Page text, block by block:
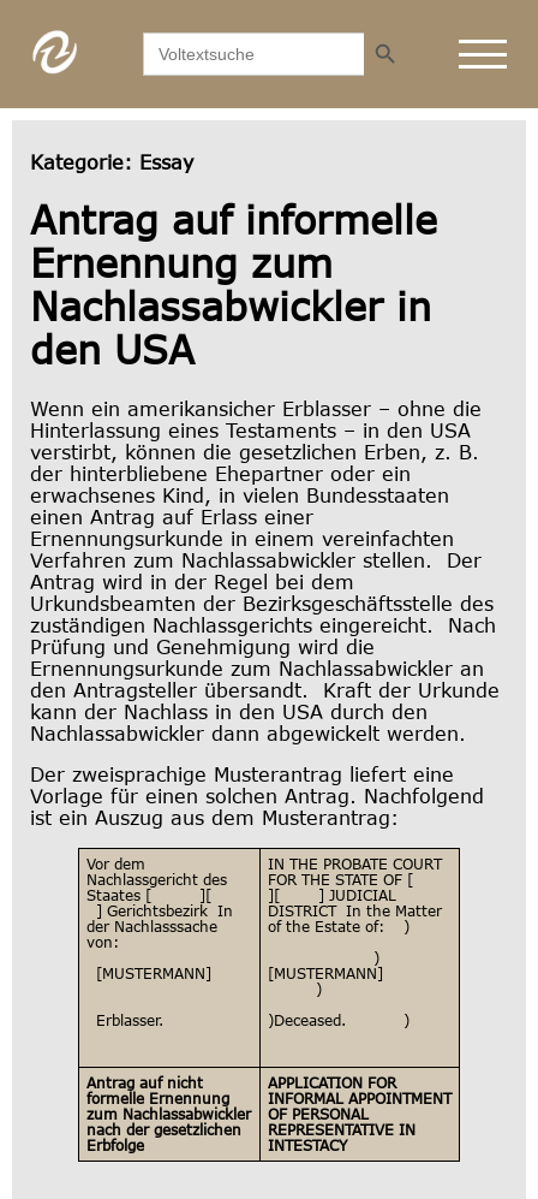
Search
for:
Search Button
Kategorie: Essay
Antrag auf informelle
Ernennung zum
Nachlassabwickler in
den USA
Wenn ein amerikansicher Erblasser – ohne die
Hinterlassung eines Testaments – in den USA
verstirbt, können die gesetzlichen Erben, z. B.
der hinterbliebene Ehepartner oder ein
erwachsenes Kind, in vielen Bundesstaaten
einen Antrag auf Erlass einer
Ernennungsurkunde in einem vereinfachten
Verfahren zum Nachlassabwickler stellen. Der
Antrag wird in der Regel bei dem
Urkundsbeamten der Bezirksgeschäftsstelle des
zuständigen Nachlassgerichts eingereicht. Nach
Prüfung und Genehmigung wird die
Ernennungsurkunde zum Nachlassabwickler an
den Antragsteller übersandt. Kraft der Urkunde
kann der Nachlass in den USA durch den
Nachlassabwickler dann abgewickelt werden.
Der zweisprachige Musterantrag liefert eine
Vorlage für einen solchen Antrag. Nachfolgend
ist ein Auszug aus dem Musterantrag:
Vor dem
Nachlassgericht des
Staates [ ][
] Gerichtsbezirk In
der Nachlasssache
von:
[MUSTERMANN]
Erblasser.
IN THE PROBATE COURT
FOR THE STATE OF [
][ ] JUDICIAL
DISTRICT In the Matter
of the Estate of: )
)
[MUSTERMANN]
)
)Deceased. )
Antrag auf nicht
formelle Ernennung
zum Nachlassabwickler
nach der gesetzlichen
Erbfolge
APPLICATION FOR
INFORMAL APPOINTMENT
OF PERSONAL
REPRESENTATIVE IN
INTESTACY